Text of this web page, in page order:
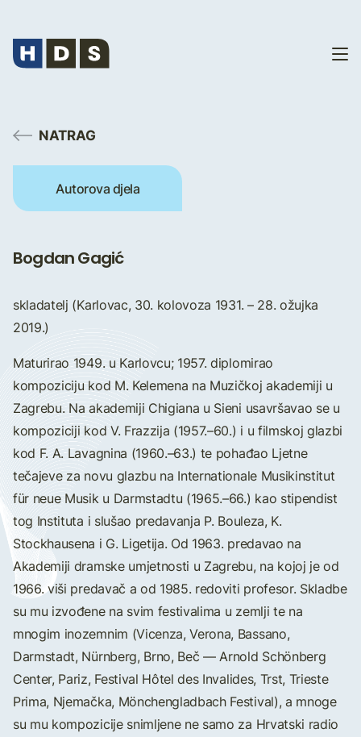
NATRAG
Autorova djela
Bogdan Gagić
skladatelj (Karlovac, 30. kolovoza 1931. – 28. ožujka
2019.)
Maturirao 1949. u Karlovcu; 1957. diplomirao
kompoziciju kod M. Kelemena na Muzičkoj akademiji u
Zagrebu. Na akademiji Chigiana u Sieni usavršavao se u
kompoziciji kod V. Frazzija (1957.–60.) i u filmskoj glazbi
kod F. A. Lavagnina (1960.–63.) te pohađao Ljetne
tečajeve za novu glazbu na Internationale Musikinstitut
für neue Musik u Darmstadtu (1965.–66.) kao stipendist
tog Instituta i slušao predavanja P. Bouleza, K.
Stockhausena i G. Ligetija. Od 1963. predavao na
Akademiji dramske umjetnosti u Zagrebu, na kojoj je od
1966. viši predavač a od 1985. redoviti profesor. Skladbe
su mu izvođene na svim festivalima u zemlji te na
mnogim inozemnim (Vicenza, Verona, Bassano,
Darmstadt, Nürnberg, Brno, Beč — Arnold Schönberg
Center, Pariz, Festival Hôtel des Invalides, Trst, Trieste
Prima, Njemačka, Mönchengladbach Festival), a mnoge
su mu kompozicije snimljene ne samo za Hrvatski radio